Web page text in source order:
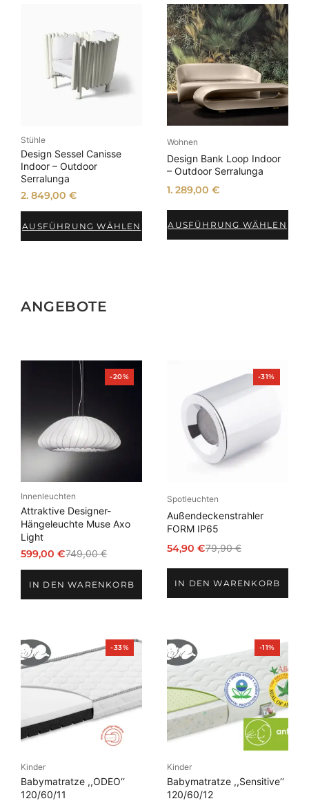
Stühle
Design Sessel Canisse
Indoor – Outdoor
Serralunga
2. 849,00€
AUSFÜHRUNG WÄHLEN
Wohnen
Design Bank Loop Indoor
– Outdoor Serralunga
1. 289,00 €
AUSFÜHRUNG WÄHLEN
ANGEBOTE
-20%Produkt
im
Innenleuchten
Attraktive Designer-
Hängeleuchte Muse Axo
Light
749,00€
Ursprünglicher
war:
599,00€
Aktueller
ist:IN DEN WARENKORB
-31%Produkt
im
Spotleuchten
Außendeckenstrahler
FORM IP65
79,90€
Ursprünglicher
Preis
war:
79,90 €
54,90 €
Aktueller
Preis
ist:
54,90 €.
IN DEN WARENKORB
-33%Produkt
im
Kinder
Babymatratze ,,ODEO‘‘
120/60/11
-11%Produkt
im
Angebot
Kinder
Babymatratze ,,Sensitive‘‘
120/60/12